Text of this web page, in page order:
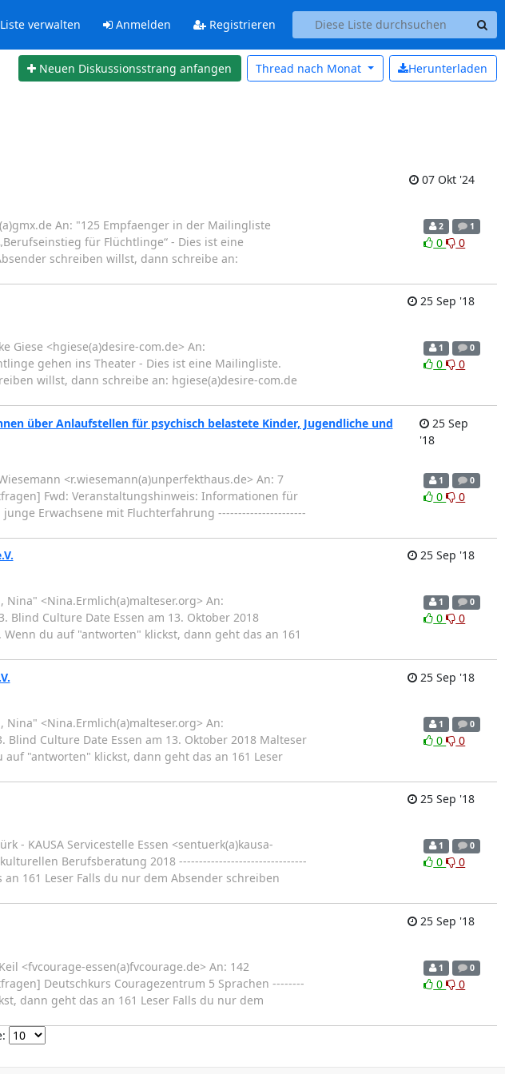
verwalten Anmelden Registrieren
Neuen Diskussionsstrang anfangen Herunterladen
Thread nach Monat
07 Okt '24
An: "125 Empfaenger in der Mailingliste
für Flüchtlinge“ - Dies ist eine
schreiben willst, dann schreibe an:
2 1
0 0
25 Sep '18
Giese <hgiese(a)desire-com.de> An:
gehen ins Theater - Dies ist eine Mailingliste.
willst, dann schreibe an: hgiese(a)desire-com.de
1 0
0 0
über Anlaufstellen für psychisch belastete Kinder, Jugendliche und
25 Sep
'18
<r.wiesemann(a)unperfekthaus.de> An: 7
Fwd: Veranstaltungshinweis: Informationen für
Erwachsene mit Fluchterfahrung ----------------------
1 0
0 0
25 Sep '18
<Nina.Ermlich(a)malteser.org> An:
Culture Date Essen am 13. Oktober 2018
du auf "antworten" klickst, dann geht das an 161
1 0
0 0
25 Sep '18
<Nina.Ermlich(a)malteser.org> An:
Culture Date Essen am 13. Oktober 2018 Malteser
"antworten" klickst, dann geht das an 161 Leser
1 0
0 0
25 Sep '18
- KAUSA Servicestelle Essen <sentuerk(a)kausa-
Berufsberatung 2018 --------------------------------
161 Leser Falls du nur dem Absender schreiben
1 0
0 0
25 Sep '18
<fvcourage-essen(a)fvcourage.de> An: 142
Deutschkurs Couragezentrum 5 Sprachen --------
dann geht das an 161 Leser Falls du nur dem
1 0
0 0